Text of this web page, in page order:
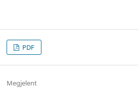
PDF
Megjelent